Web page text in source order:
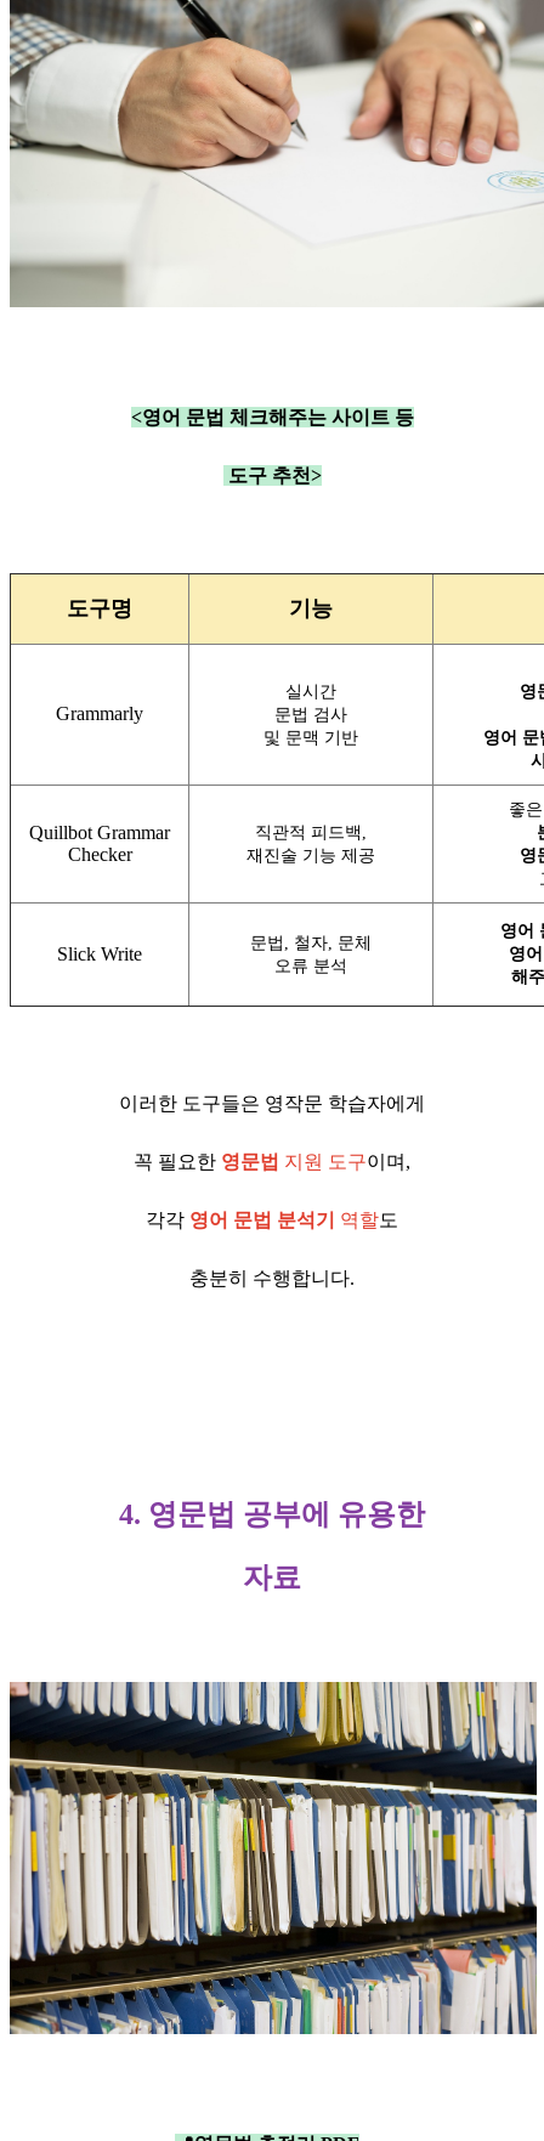
<영어 문법 체크해주는 사이트 등
도구 추천>
도구명 기능
Grammarly
실시간
문법 검사
및 문맥 기반
영
영어 문
Quillbot Grammar
Checker
직관적 피드백,
재진술 기능 제공
좋
영
Slick Write
문법, 철자, 문체
오류 분석
영어
영
해
이러한 도구들은 영작문 학습자에게
꼭 필요한 영문법 지원 도구이며,
각각 영어 문법 분석기 역할도
충분히 수행합니다.
4. 영문법 공부에 유용한
자료